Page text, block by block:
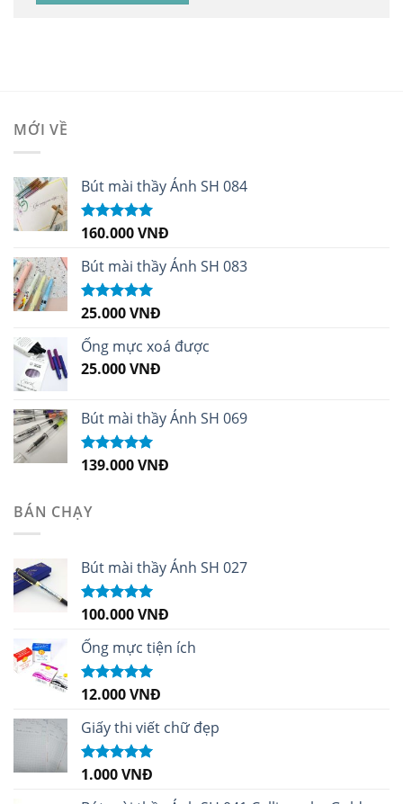
MỚI VỀ
Bút mài thầy Ánh SH 084
Được xếp
sao
160.000VNĐ
Bút mài thầy Ánh SH 083
Được xếp
sao
25.000VNĐ
Ống mực xoá được
25.000VNĐ
Bút mài thầy Ánh SH 069
Được xếp
139.000VNĐ
BÁN CHẠY
Bút mài thầy Ánh SH 027
Được xếp
sao
100.000VNĐ
Ống mực tiện ích
Được xếp
sao
12.000VNĐ
Giấy thi viết chữ đẹp
Được xếp
1.000VNĐ